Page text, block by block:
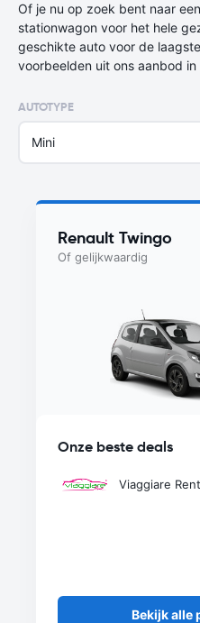
Of je nu op zoek bent naar
stationwagon voor het hele
geschikte auto voor de
voorbeelden uit ons aanbod in
AUTOTYPE
Mini
Renault Twingo
Of gelijkwaardig
Onze beste deals
Viaggiare Rent
Bekijk alle